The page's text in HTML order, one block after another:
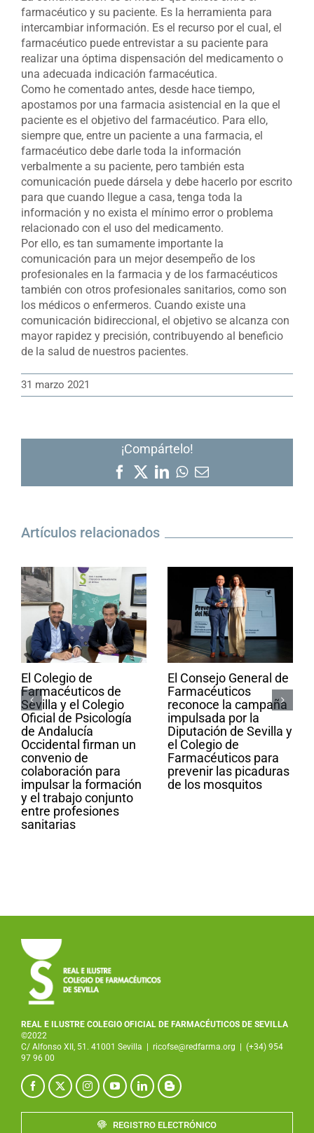
farmacéutico y su paciente. Es la herramienta para
intercambiar información. Es el recurso por el cual, el
farmacéutico puede entrevistar a su paciente para
realizar una óptima dispensación del medicamento o
una adecuada indicación farmacéutica.
Como he comentado antes, desde hace tiempo,
apostamos por una farmacia asistencial en la que el
paciente es el objetivo del farmacéutico. Para ello,
siempre que, entre un paciente a una farmacia, el
farmacéutico debe darle toda la información
verbalmente a su paciente, pero también esta
comunicación puede dársela y debe hacerlo por escrito
para que cuando llegue a casa, tenga toda la
información y no exista el mínimo error o problema
relacionado con el uso del medicamento.
Por ello, es tan sumamente importante la
comunicación para un mejor desempeño de los
profesionales en la farmacia y de los farmacéuticos
también con otros profesionales sanitarios, como son
los médicos o enfermeros. Cuando existe una
comunicación bidireccional, el objetivo se alcanza con
mayor rapidez y precisión, contribuyendo al beneficio
de la salud de nuestros pacientes.
31 marzo 2021
¡Compártelo!
Facebook
X LinkedIn
WhatsApp
Correo
electrónico
Artículos relacionados
El Colegio de
Farmacéuticos de
Sevilla y el Colegio
Oficial de Psicología
de Andalucía
Occidental firman un
convenio de
colaboración para
impulsar la formación
y el trabajo conjunto
entre profesiones
sanitarias
El Consejo General de
Farmacéuticos
reconoce la campaña
impulsada por la
Diputación de Sevilla y
el Colegio de
Farmacéuticos para
prevenir las picaduras
de los mosquitos
REAL E ILUSTRE COLEGIO OFICIAL DE FARMACÉUTICOS DE SEVILLA
©2022
C/ Alfonso XII, 51. 41001 Sevilla
ricofse@redfarma.org
(+34) 954
97 96 00
REGISTRO ELECTRÓNICO